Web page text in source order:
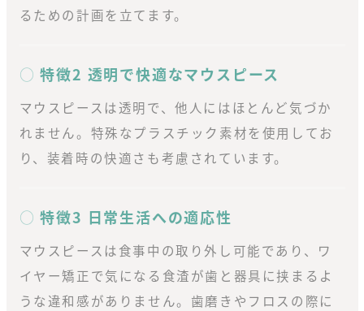
るための計画を立てます。
特徴2 透明で快適なマウスピース
マウスピースは透明で、他人にはほとんど気づか
れません。特殊なプラスチック素材を使用してお
り、装着時の快適さも考慮されています。
特徴3 日常生活への適応性
マウスピースは食事中の取り外し可能であり、ワ
イヤー矯正で気になる食渣が歯と器具に挟まるよ
うな違和感がありません。歯磨きやフロスの際に